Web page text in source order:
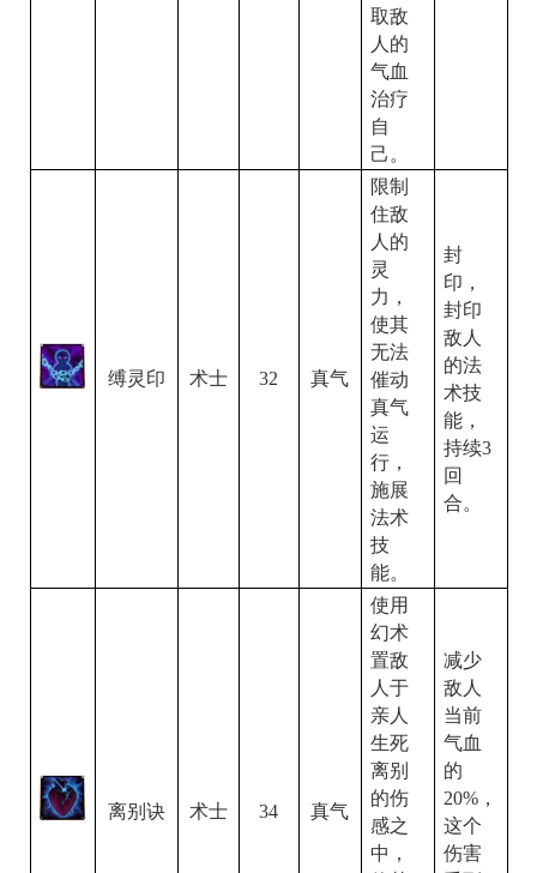
取敌
人的
气血
治疗
自
己。
缚灵印 术士 32 真气
限制
住敌
人的
灵
力，
使其
无法
催动
真气
运
行，
施展
法术
技
能。
封
印，
封印
敌人
的法
术技
能，
持续3
回
合。
离别诀 术士 34 真气
使用
幻术
置敌
人于
亲人
生死
离别
的伤
感之
中，
减少
敌人
当前
气血
的
20%，
这个
伤害